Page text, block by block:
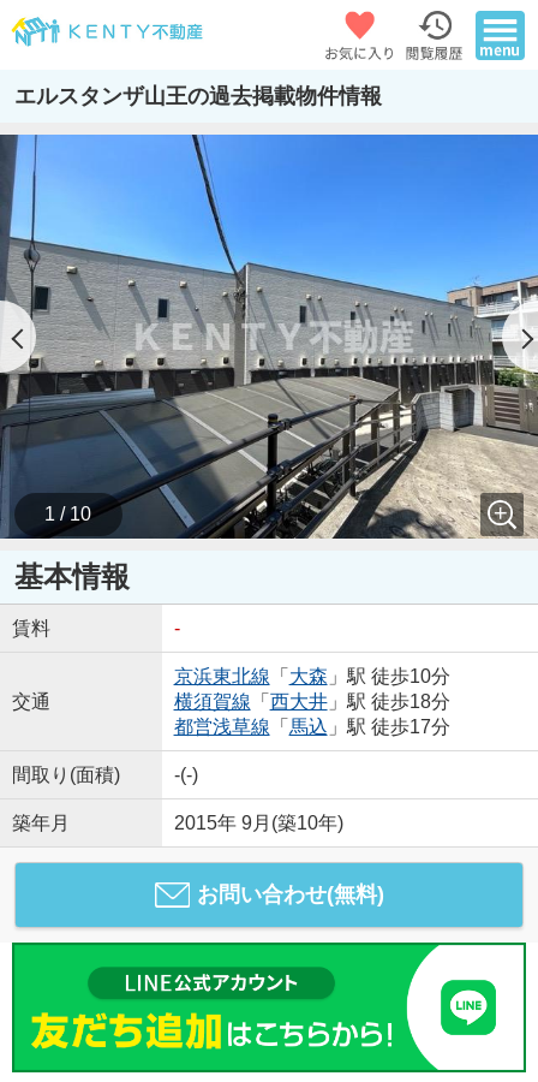
エルスタンザ山王の過去掲載物件情報
1 / 10
基本情報
賃料 -
交通
京浜東北線 「 大森 」駅 徒歩10分
横須賀線 「 西大井」駅 徒歩18分
都営浅草線 「 馬込 」駅 徒歩17分
間取り(面積) -(-)
築年月 2015年 9月(築10年)
お問い合わせ(無料)